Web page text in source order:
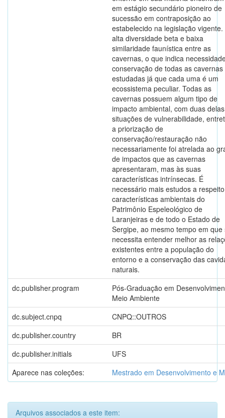
em estágio secundário pioneiro de
sucessão em contraposição ao
estabelecido na legislação vigente.
alta diversidade beta e baixa
similaridade faunística entre as
cavernas, o que indica
conservação de todas as cavernas
estudadas já que cada uma é um
ecossistema peculiar. Todas as
cavernas possuem algum tipo de
impacto ambiental, com duas
situações de vulnerabilidade,
a priorização de
conservação/restauração não
necessariamente foi atrelada ao
de impactos que as cavernas
apresentaram, mas às suas
características intrínsecas. É
necessário mais estudos a
características ambientais do
Patrimônio Espeleológico de
Laranjeiras e de todo o Estado de
Sergipe, ao mesmo tempo em que
necessita entender melhor as
existentes entre a população do
entorno e a conservação das
naturais.
dc.publisher.program
Pós-Graduação em
Meio Ambiente
dc.subject.cnpq
CNPQ::OUTROS
dc.publisher.country
BR
dc.publisher.initials
UFS
Aparece nas coleções:
Mestrado em Desenvolvimento e
Arquivos associados a este item: